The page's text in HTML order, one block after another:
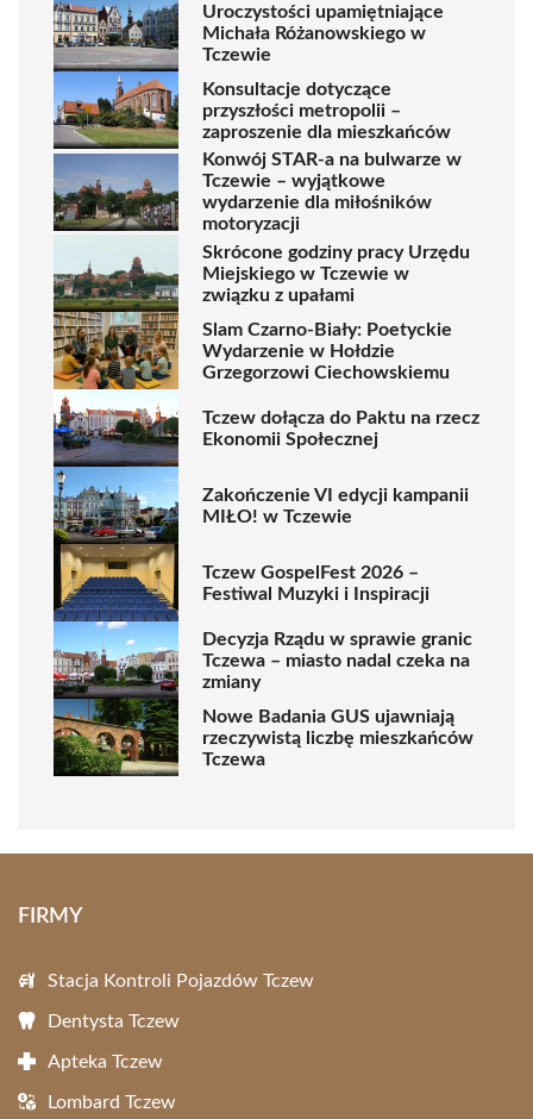
Uroczystości upamiętniające
Michała Różanowskiego w
Tczewie
Konsultacje dotyczące
przyszłości metropolii –
zaproszenie dla mieszkańców
Konwój STAR-a na bulwarze w
Tczewie – wyjątkowe
wydarzenie dla miłośników
motoryzacji
Skrócone godziny pracy Urzędu
Miejskiego w Tczewie w
związku z upałami
Slam Czarno-Biały: Poetyckie
Wydarzenie w Hołdzie
Grzegorzowi Ciechowskiemu
Tczew dołącza do Paktu na rzecz
Ekonomii Społecznej
Zakończenie VI edycji kampanii
MIŁO! w Tczewie
Tczew GospelFest 2026 –
Festiwal Muzyki i Inspiracji
Decyzja Rządu w sprawie granic
Tczewa – miasto nadal czeka na
zmiany
Nowe Badania GUS ujawniają
rzeczywistą liczbę mieszkańców
Tczewa
FIRMY
Stacja Kontroli Pojazdów Tczew
Dentysta Tczew
Apteka Tczew
Lombard Tczew